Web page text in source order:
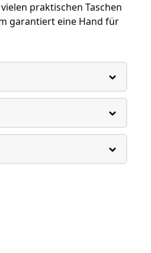
praktischen Taschen
garantiert eine Hand für